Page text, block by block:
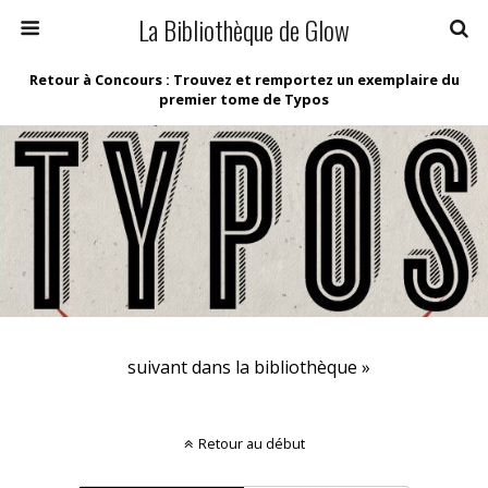
La Bibliothèque de Glow
Retour à Concours : Trouvez et remportez un exemplaire du
premier tome de Typos
suivant dans la bibliothèque »
Retour au début